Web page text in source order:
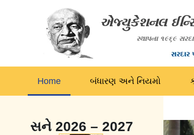
Home બંધારણ અને નિયમો
સને 2026 – 2027